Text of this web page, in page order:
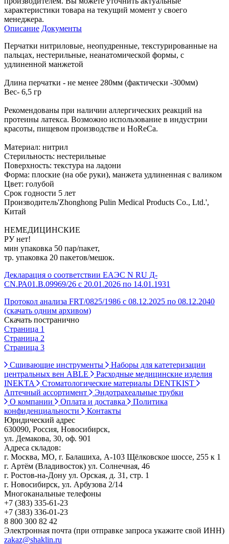
характеристики товара на текущий момент у своего
менеджера.
Описание Документы
Перчатки нитриловые, неопудренные, текстурированные на
пальцах, нестерильные, неанатомической формы, с
удлиненной манжетой
Длина перчатки - не менее 280мм (фактически -300мм)
Вес- 6,5 гр
Рекомендованы при наличии аллергических реакций на
протеины латекса. Возможно использование в индустрии
красоты, пищевом производстве и HoReCa.
Материал: нитрил
Стерильность: нестерильные
Поверхность: текстура на ладони
Форма: плоские (на обе руки), манжета удлиненная с валиком
Цвет: голубой
Срок годности 5 лет
Производитель'Zhonghong Pulin Medical Products Co., Ltd.',
Китай
НЕМЕДИЦИНСКИЕ
РУ нет!
мин упаковка 50 пар/пакет,
тр. упаковка 20 пакетов/мешок.
Декларация о соответствии ЕАЭС N RU Д-
CN.РА01.В.09969/26 с 20.01.2026 по 14.01.1931
Протокол анализа FRT/0825/1986 с 08.12.2025 по 08.12.2040
(скачать одним архивом)
Скачать постранично
Страница 1
Страница 2
Страница 3
Сшивающие инструменты
Наборы для катетеризации
центральных вен ABLE
Расходные медицинские изделия
INEKTA
Стоматологические материалы DENTKIST
Аптечный ассортимент
Эндотрахеальные трубки
О компании
Оплата и доставка
Политика
конфиденциальности
Контакты
Юридический адрес
630090, Россия, Новосибирск,
ул. Демакова, 30, оф. 901
Адреса складов:
г. Москва, МО, г. Балашиха, А-103 Щёлковское шоссе, 255 к 1
г. Артём (Владивосток) ул. Солнечная, 46
г. Ростов-на-Дону ул. Орская, д. 31, стр. 1
г. Новосибирск, ул. Арбузова 2/14
Многоканальные телефоны
+7 (383) 335-61-23
+7 (383) 336-01-23
8 800 300 82 42
Электронная почта (при отправке запроса укажите свой ИНН)
zakaz@shaklin.ru